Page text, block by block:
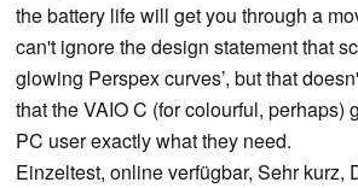
the battery life will get you through a
can't ignore the design statement that
glowing Perspex curves’, but that
that the VAIO C (for colourful, perhaps)
PC user exactly what they need.
Einzeltest, online verfügbar, Sehr kurz,